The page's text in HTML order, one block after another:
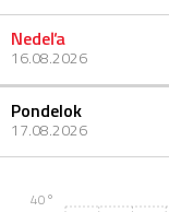
Nedeľa
16.08.2026
Pondelok
17.08.2026
40°